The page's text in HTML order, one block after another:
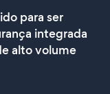
para ser
integrada
alto volume